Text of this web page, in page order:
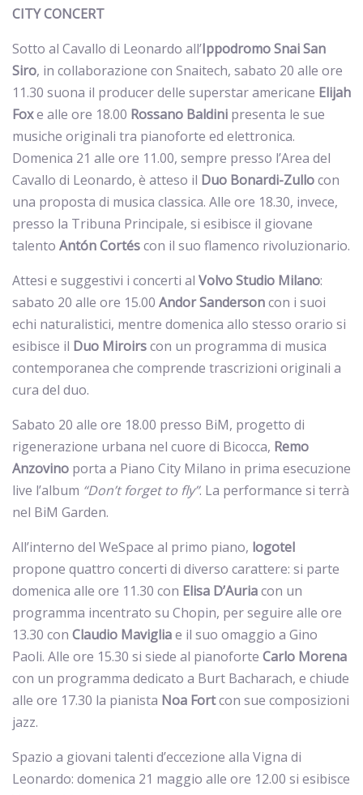
CITY CONCERT
Sotto al Cavallo di Leonardo all’Ippodromo Snai San
Siro, in collaborazione con Snaitech, sabato 20 alle ore
11.30 suona il producer delle superstar americane Elijah
Foxe alle ore 18.00 Rossano Baldini presenta le sue
musiche originali tra pianoforte ed elettronica.
Domenica 21 alle ore 11.00, sempre presso l’Area del
Cavallo di Leonardo, è atteso il Duo Bonardi-Zullocon
una proposta di musica classica. Alle ore 18.30, invece,
presso la Tribuna Principale, si esibisce il giovane
talento Antón Cortéscon il suo flamenco rivoluzionario.
Attesi e suggestivi i concerti al VolvoStudio Milano:
sabato 20 alle ore 15.00 AndorSandersoncon i suoi
echi naturalistici, mentre domenica allo stesso orario si
esibisce il Duo Miroirscon un programma di musica
contemporanea che comprende trascrizioni originali a
cura del duo.
Sabato 20 alle ore 18.00 presso BiM, progetto di
rigenerazione urbana nel cuore di Bicocca, Remo
Anzovino porta a Piano City Milano in prima esecuzione
live l’album “Don’t forget to fly”. La performance si terrà
nel BiM Garden.
All’interno del WeSpace al primo piano, logotel
propone quattro concerti di diverso carattere: si parte
domenica alle ore 11.30 con Elisa D’Auriacon un
programma incentrato su Chopin, per seguire alle ore
13.30 con Claudio Mavigliae il suo omaggio a Gino
Paoli. Alle ore 15.30 si siede al pianoforte Carlo Morena
con un programma dedicato a Burt Bacharach, e chiude
alle ore 17.30 la pianista Noa Fortcon sue composizioni
jazz.
Spazio a giovani talenti d’eccezione alla Vigna di
Leonardo: domenica 21 maggio alle ore 12.00 si esibisce